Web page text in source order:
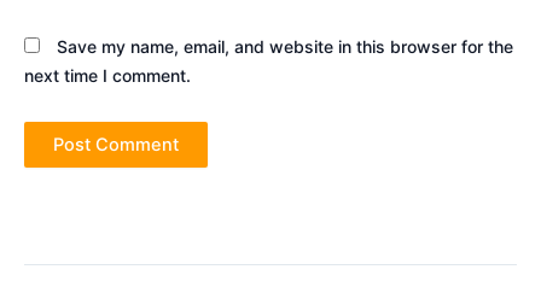
Save my name, email, and website in this browser for the
next time I comment.